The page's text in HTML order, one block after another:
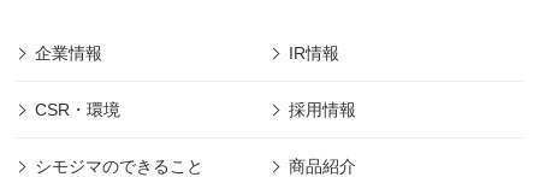
企業情報 IR情報
CSR・環境 採用情報
シモジマのできること 商品紹介